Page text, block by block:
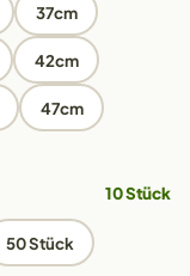
37cm
42cm
47cm
10 Stück
50 Stück